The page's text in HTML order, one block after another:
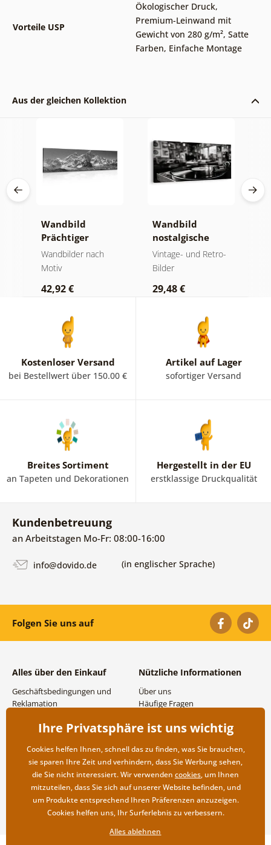
Vorteile USP
Ökologischer Druck,
Premium-Leinwand mit
Gewicht von 280 g/m², Satte
Farben, Einfache Montage
Aus der gleichen Kollektion
Wandbild
Prächtiger
Berggipfel in
Schwarz-Weiß
Wandbilder nach
Motiv
42,92 €
Wandbild
nostalgische
Musikatmosphäre
Vintage- und Retro-
Bilder
29,48 €
Kostenloser Versand
bei Bestellwert über 150.00 €
Artikel auf Lager
sofortiger Versand
Breites Sortiment
an Tapeten und Dekorationen
Hergestellt in der EU
erstklassige Druckqualität
Kundenbetreuung
an Arbeitstagen Mo-Fr: 08:00-16:00
info@dovido.de (in englischer Sprache)
Folgen Sie uns auf
Alles über den Einkauf
Geschäftsbedingungen und
Reklamation
Versand- und
Rücksendung der Ware
Nützliche Informationen
Über uns
Häufige Fragen
Großhandel und
Ihre Privatsphäre ist uns wichtig
Cookies helfen Ihnen, schnell das zu finden, was Sie brauchen,
sie sparen Ihre Zeit und verhindern, dass Sie Werbung sehen,
die Sie nicht interessiert. Wir verwenden cookies, um Ihnen
mitzuteilen, dass Sie sich auf unserer Website befinden, und
um Produkte entsprechend Ihren Präferenzen anzuzeigen.
Cookies helfen uns, Ihr Surferlebnis zu verbessern.
Alles ablehnen